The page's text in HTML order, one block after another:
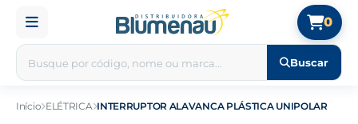
Buscar
0
Início ELÉTRICA INTERRUPTOR ALAVANCA PLÁSTICA UNIPOLAR